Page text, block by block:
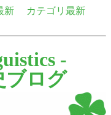
新
カテゴリ最新
-
ブログ